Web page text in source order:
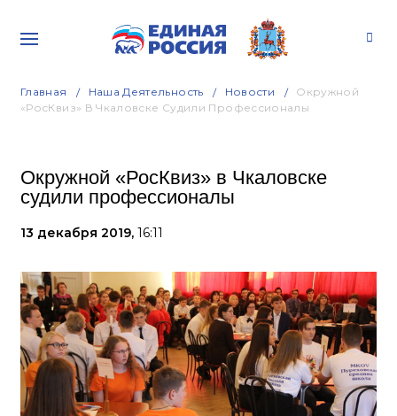
Главная Наша Деятельность Новости
Окружной
«РосКвиз» В Чкаловске Судили Профессионалы
Окружной «РосКвиз» в Чкаловске
судили профессионалы
13 декабря 2019, 16:11